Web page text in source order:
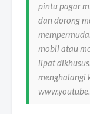
pintu pagar
dan dorong
mobil atau
lipat
menghalangi